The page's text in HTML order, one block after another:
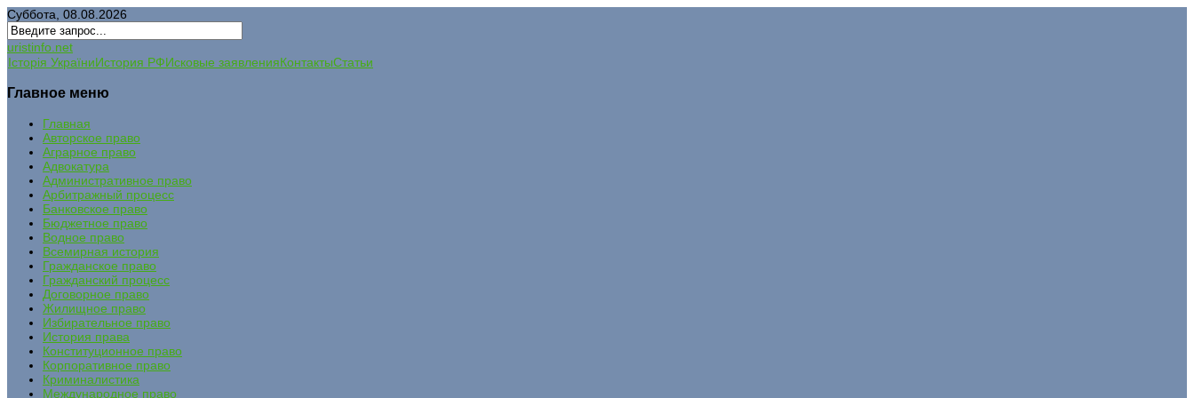
Суббота, 08.08.2026
uristinfo.net
Історія УкраїниИстория РФИсковые заявленияКонтактыСтатьи
Главное меню
Главная
Авторское право
Аграрное право
Адвокатура
Административное право
Арбитражный процесс
Банковское право
Бюджетное право
Водное право
Всемирная история
Гражданское право
Гражданский процесс
Договорное право
Жилищное право
Избирательное право
История права
Конституционное право
Корпоративное право
Криминалистика
Международное право